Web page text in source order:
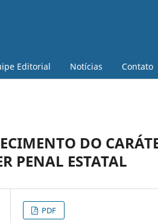
Editorial Notícias Contato
DO
PENAL ESTATAL
PDF